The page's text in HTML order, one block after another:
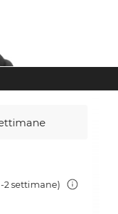
2 settimane)